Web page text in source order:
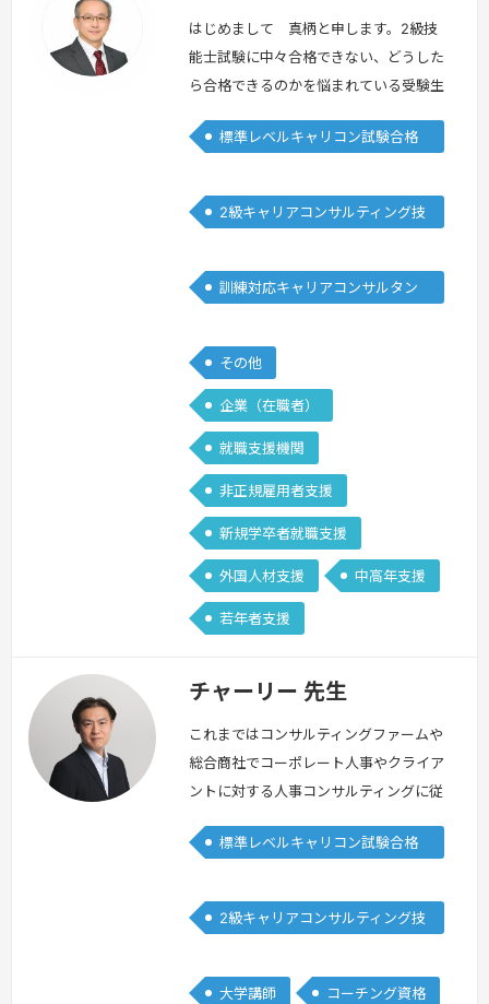
はじめまして 真柄と申します。2級技
能士試験に中々合格できない、どうした
ら合格できるのかを悩まれている受験生
す。 私自身も合格するまでは同じよ
価点がつくのかなど実体験を踏まえた経
験者ならではの練習方法やポイントなど
す。 ぜひ皆さんと一緒に合格を目指し
標準レベルキャリコン試験合格
2級キャリアコンサルティング技
訓練対応キャリアコンサルタン
その他
企業（在職者）
就職支援機関
非正規雇用者支援
新規学卒者就職支援
外国人材支援 中高年支援
若年者支援
チャーリー 先生
これまではコンサルティングファームや
総合商社でコーポレート人事やクライア
ントに対する人事コンサルティングに従
してキャリアカウンセリングやコーチン
業績向上に向けた組織力強化を支援して
きました。何事もそうですが、一人の頭
があります。自己流の勉強ではなかなか
標準レベルキャリコン試験合格
2級キャリアコンサルティング技
大学講師 コーチング資格